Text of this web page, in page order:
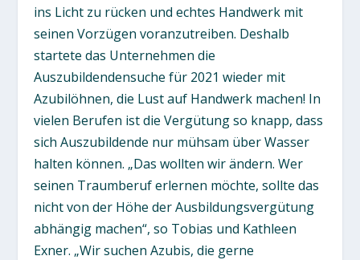
ins Licht zu rücken und echtes Handwerk mit
seinen Vorzügen voranzutreiben. Deshalb
startete das Unternehmen die
Auszubildendensuche für 2021 wieder mit
Azubilöhnen, die Lust auf Handwerk machen! In
vielen Berufen ist die Vergütung so knapp, dass
sich Auszubildende nur mühsam über Wasser
halten können. „Das wollten wir ändern. Wer
seinen Traumberuf erlernen möchte, sollte das
nicht von der Höhe der Ausbildungsvergütung
abhängig machen“, so Tobias und Kathleen
Exner. „Wir suchen Azubis, die gerne